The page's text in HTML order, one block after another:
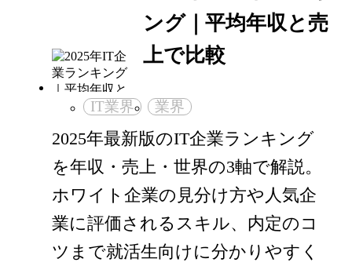
ング｜平均年収と売
上で比較
IT業界 業界
2025年最新版のIT企業ランキング
を年収・売上・世界の3軸で解説。
ホワイト企業の見分け方や人気企
業に評価されるスキル、内定のコ
ツまで就活生向けに分かりやすく